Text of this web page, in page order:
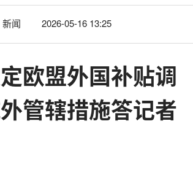
闻 2026-05-16 13:25
欧盟外国补贴调
管辖措施答记者